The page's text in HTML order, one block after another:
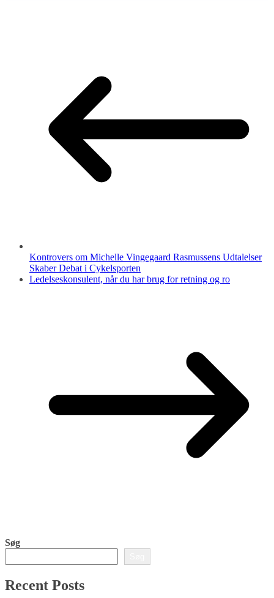
Kontrovers om Michelle Vingegaard Rasmussens Udtalelser
Skaber Debat i Cykelsporten
Ledelseskonsulent, når du har brug for retning og ro
Søg
Recent Posts